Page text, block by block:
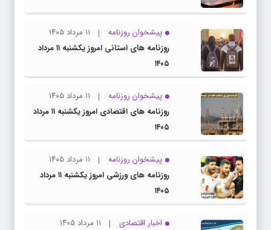
پیشخوان روزنامه
۱۱ مرداد ۱۴۰۵
روزنامه های استانی امروز یکشنبه ۱۱ مرداد
۱۴۰۵
پیشخوان روزنامه
۱۱ مرداد ۱۴۰۵
روزنامه های اقتصادی امروز یکشنبه ۱۱ مرداد
۱۴۰۵
پیشخوان روزنامه
۱۱ مرداد ۱۴۰۵
روزنامه های ورزشی امروز یکشنبه ۱۱ مرداد
۱۴۰۵
اخبار اقتصادی
۱۱ مرداد ۱۴۰۵